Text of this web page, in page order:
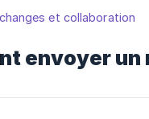
et collaboration
envoyer un